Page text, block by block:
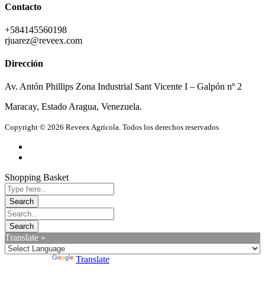
Contacto
+584145560198
rjuarez@reveex.com
Dirección
Av. Antón Phillips Zona Industrial Sant Vicente I – Galpón nº 2
Maracay, Estado Aragua, Venezuela.
Copyright © 2026 Reveex Agrícola. Todos los derechos reservados
Shopping Basket
Translate »
Translate